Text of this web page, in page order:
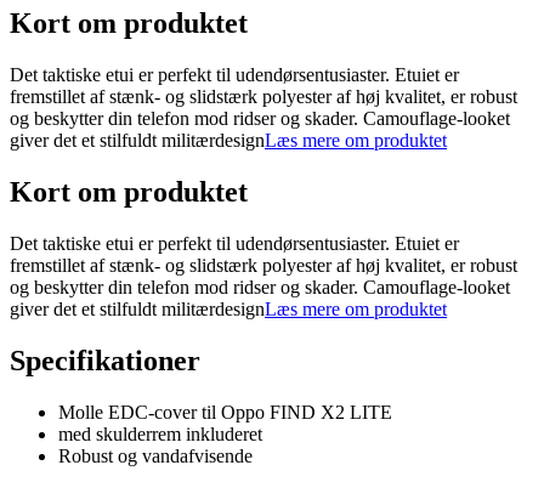
Kort om produktet
Det taktiske etui er perfekt til udendørsentusiaster. Etuiet er
fremstillet af stænk- og slidstærk polyester af høj kvalitet, er robust
og beskytter din telefon mod ridser og skader. Camouflage-looket
giver det et stilfuldt militærdesignLæs mere om produktet
Kort om produktet
Det taktiske etui er perfekt til udendørsentusiaster. Etuiet er
fremstillet af stænk- og slidstærk polyester af høj kvalitet, er robust
og beskytter din telefon mod ridser og skader. Camouflage-looket
giver det et stilfuldt militærdesignLæs mere om produktet
Specifikationer
Molle EDC-cover til Oppo FIND X2 LITE
med skulderrem inkluderet
Robust og vandafvisende